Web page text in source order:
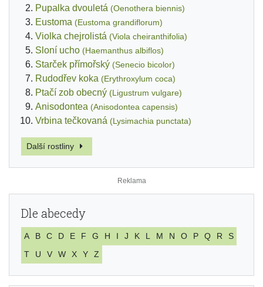
Pupalka dvouletá (Oenothera biennis)
Eustoma (Eustoma grandiflorum)
Violka chejrolistá (Viola cheiranthifolia)
Sloní ucho (Haemanthus albiflos)
Starček přímořský (Senecio bicolor)
Rudodřev koka (Erythroxylum coca)
Ptačí zob obecný (Ligustrum vulgare)
Anisodontea (Anisodontea capensis)
Vrbina tečkovaná (Lysimachia punctata)
Další rostliny
Dle abecedy
A B C D E F G H I J K L M N O P Q R
S
T
U V W X Y Z